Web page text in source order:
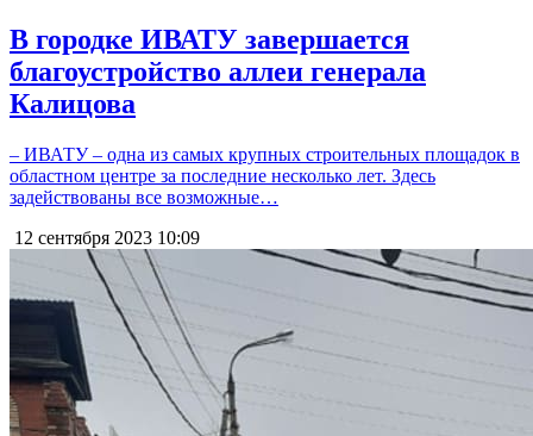
В городке ИВАТУ завершается
благоустройство аллеи генерала
Калицова
– ИВАТУ – одна из самых крупных строительных площадок в
областном центре за последние несколько лет. Здесь
задействованы все возможные…
12 сентября 2023 10:09